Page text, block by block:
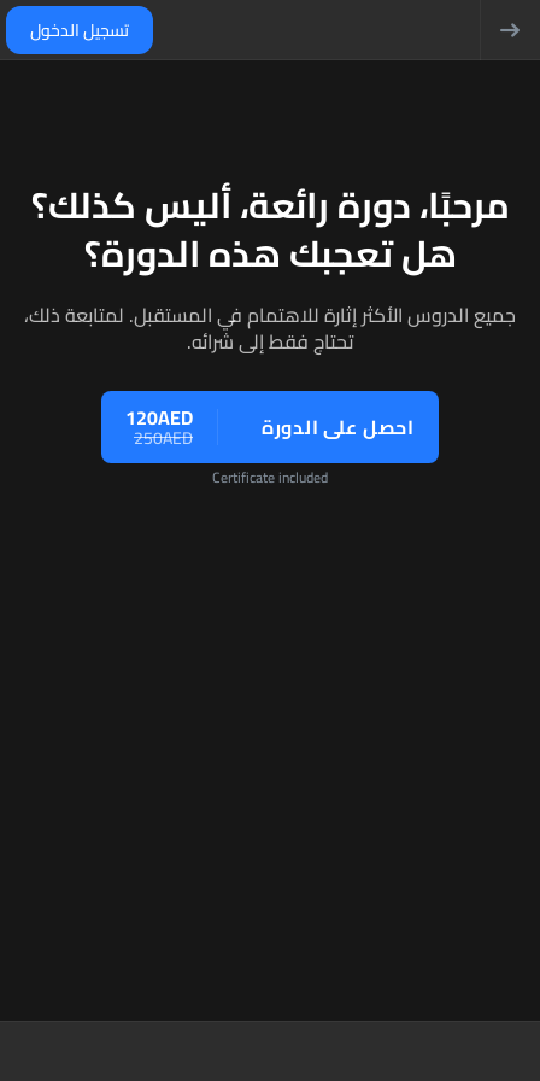
تسجيل الدخول
مرحبًا، دورة رائعة، أليس كذلك؟
هل تعجبك هذه الدورة؟
جميع الدروس الأكثر إثارة للاهتمام في المستقبل. لمتابعة ذلك،
تحتاج فقط إلى شرائه.
احصل على الدورة 120AED
250AED
Certificate included